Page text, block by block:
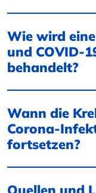
Wie wird
und COVID-
behandelt?
Wann die
Corona-
fortsetzen?